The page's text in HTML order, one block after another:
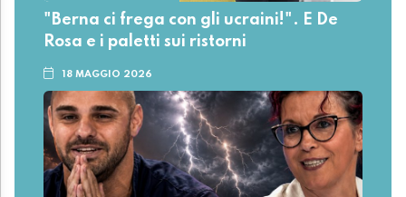
"Berna ci frega con gli ucraini!". E De
Rosa e i paletti sui ristorni
18 MAGGIO 2026